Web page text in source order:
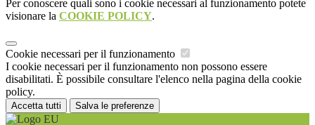
Per conoscere quali sono i cookie necessari al funzionamento potete
visionare la COOKIE POLICY.
Cookie necessari per il funzionamento
I cookie necessari per il funzionamento non possono essere
disabilitati. È possibile consultare l'elenco nella pagina della cookie
policy.
Accetta tutti Salva le preferenze